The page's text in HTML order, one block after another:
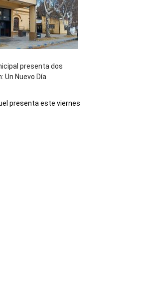
presenta dos
Un Nuevo Día
presenta este viernes